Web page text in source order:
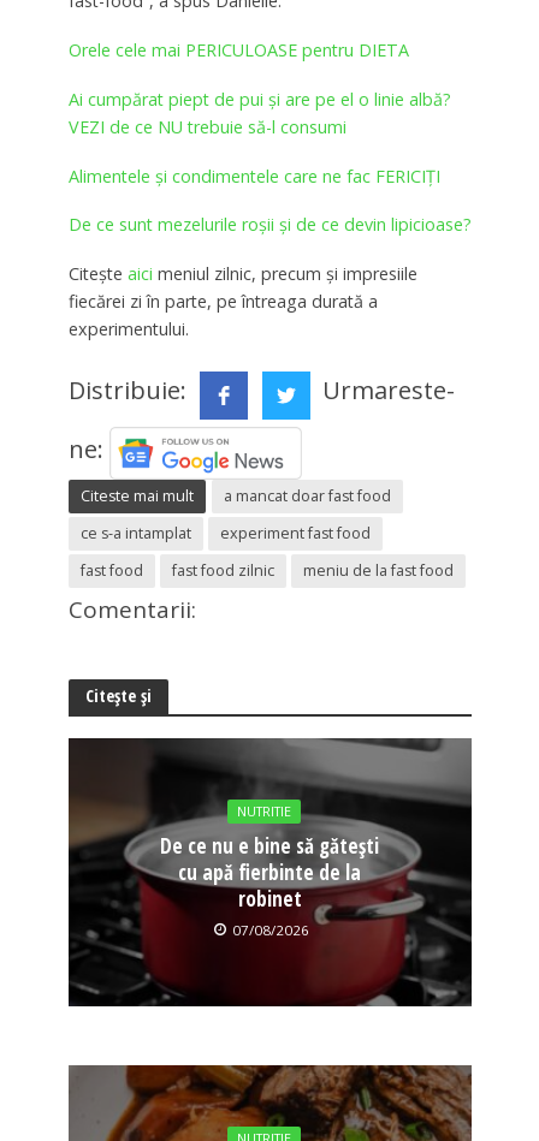
Orele cele mai PERICULOASE pentru DIETA
Ai cumpărat piept de pui și are pe el o linie albă?
VEZI de ce NU trebuie să-l consumi
Alimentele și condimentele care ne fac FERICIȚI
De ce sunt mezelurile roşii şi de ce devin lipicioase?
Citește aici meniul zilnic, precum și impresiile
fiecărei zi în parte, pe întreaga durată a
experimentului.
Distribuie:
Urmareste-
ne:
Citeste mai mult
a mancat doar fast food
ce s-a intamplat
experiment fast food
fast food
fast food zilnic meniu de la fast food
Comentarii:
Citește și
NUTRITIE
De ce nu e bine să gătești
cu apă fierbinte de la
robinet
07/08/2026